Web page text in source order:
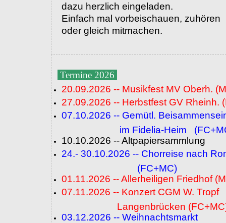
dazu herzlich eingeladen.
Einfach mal vorbeischauen, zuhören
oder gleich mitmachen.
Termine 2026
20.09.2026 -- Musikfest MV Oberh.
27.09.2026 -- Herbstfest GV Rheinh.
07.10.2026 -- Gemütl.
im Fidelia-Heim
10.10.2026 -- Altpapiersammlung
24.- 30.10.2026 -- Chorreise nach
(FC+MC)
01.11.2026 -- Allerheiligen Friedhof
07.11.2026 -- Konzert CGM W. Tropf
Langenbrücken
03.12.2026 -- Weihnachtsmarkt